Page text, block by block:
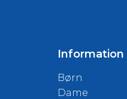
Information
Børn
Dame